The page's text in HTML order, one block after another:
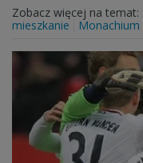
Zobacz więcej na temat:
mieszkanie
Monachium